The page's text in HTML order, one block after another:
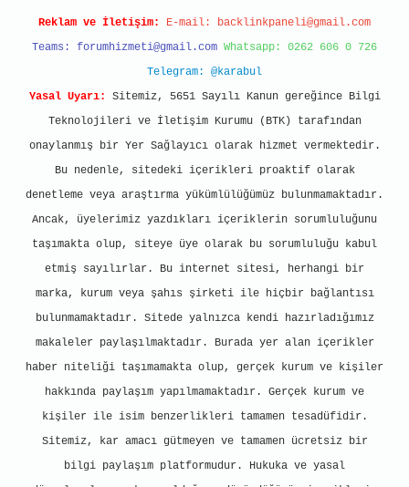
Reklam ve İletişim: E-mail: backlinkpaneli@gmail.com
Teams: forumhizmeti@gmail.com Whatsapp: 0262 606 0 726
Telegram: @karabul
Yasal Uyarı:
Sitemiz, 5651 Sayılı Kanun gereğince Bilgi
Teknolojileri ve İletişim Kurumu (BTK) tarafından
onaylanmış bir Yer Sağlayıcı olarak hizmet vermektedir.
Bu nedenle, sitedeki içerikleri proaktif olarak
denetleme veya araştırma yükümlülüğümüz bulunmamaktadır.
Ancak, üyelerimiz yazdıkları içeriklerin sorumluluğunu
taşımakta olup, siteye üye olarak bu sorumluluğu kabul
etmiş sayılırlar. Bu internet sitesi, herhangi bir
marka, kurum veya şahıs şirketi ile hiçbir bağlantısı
bulunmamaktadır. Sitede yalnızca kendi hazırladığımız
makaleler paylaşılmaktadır. Burada yer alan içerikler
haber niteliği taşımamakta olup, gerçek kurum ve kişiler
hakkında paylaşım yapılmamaktadır. Gerçek kurum ve
kişiler ile isim benzerlikleri tamamen tesadüfidir.
Sitemiz, kar amacı gütmeyen ve tamamen ücretsiz bir
bilgi paylaşım platformudur. Hukuka ve yasal